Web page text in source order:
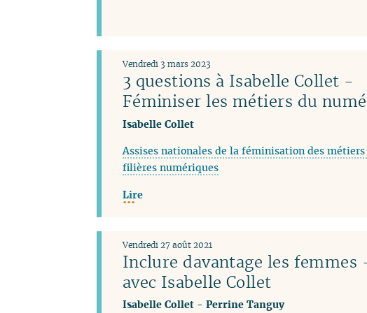
3 questions à Isabelle Collet -
Féminiser les métiers du
Vendredi 3 mars 2023
Isabelle Collet
Assises nationales de la féminisation des
filières numériques
Lire
Inclure davantage les femmes
avec Isabelle Collet
Vendredi 27 août 2021
Isabelle Collet- Perrine Tanguy